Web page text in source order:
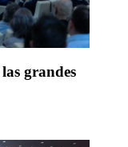
grandes